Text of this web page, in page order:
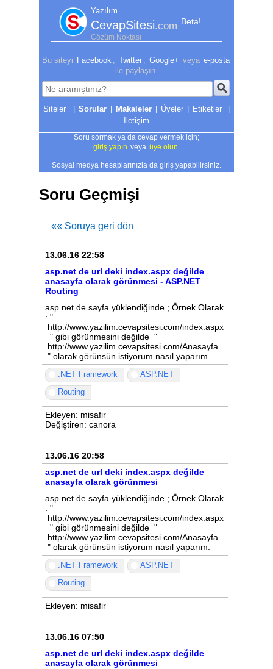
Yazılım.
CevapSitesi.com Beta!
Çözüm Noktası
Bu siteyi Facebook Twitter Google+ veya e-posta
ile paylaşın.
| Sorular | Makaleler | Üyeler | Etiketler
|
İletişim
Soru sormak ya da cevap vermek için;
giriş yapın veya üye olun
Sosyal medya hesaplarınızla da giriş yapabilirsiniz.
Soru Geçmişi
«« Soruya geri dön
13.06.16 22:58
asp.net de url deki index.aspx değilde
anasayfa olarak görünmesi - ASP.NET
Routing
asp.net de sayfa yüklendiğinde ; Örnek Olarak
: "
http://www.yazilim.cevapsitesi.com/index.aspx
" gibi görünmesini değilde "
http://www.yazilim.cevapsitesi.com/Anasayfa
" olarak görünsün istiyorum nasıl yaparım.
.NET Framework
ASP.NET
Routing
Ekleyen: misafir
Değiştiren: canora
13.06.16 20:58
asp.net de url deki index.aspx değilde
anasayfa olarak görünmesi
asp.net de sayfa yüklendiğinde ; Örnek Olarak
: "
http://www.yazilim.cevapsitesi.com/index.aspx
" gibi görünmesini değilde "
http://www.yazilim.cevapsitesi.com/Anasayfa
" olarak görünsün istiyorum nasıl yaparım.
.NET Framework
ASP.NET
Routing
Ekleyen: misafir
13.06.16 07:50
asp.net de url deki index.aspx değilde
anasayfa olarak görünmesi